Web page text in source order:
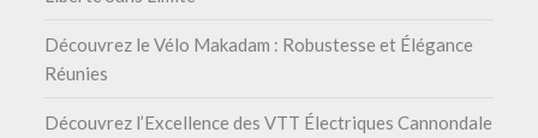
Découvrez le Vélo Makadam : Robustesse et Élégance
Réunies
Découvrez l’Excellence des VTT Électriques Cannondale